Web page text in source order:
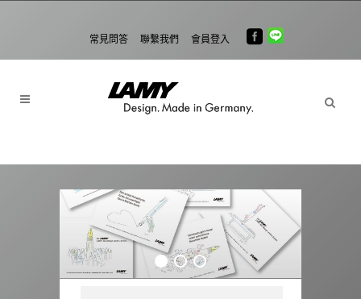
常見問答 聯繫我們 會員登入